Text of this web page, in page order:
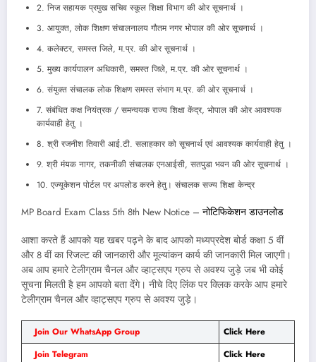
2. निज सहायक प्रमुख सचिव स्कूल शिक्षा विभाग की ओर सूचनार्थ ।
3. आयुक्त, लोक शिक्षण संचालनालय गौतम नगर भोपाल की ओर सूचनार्थ ।
4. कलेक्टर, समस्त जिले, म.प्र. की ओर सूचनार्थ ।
5. मुख्य कार्यपालन अधिकारी, समस्त जिले, म.प्र. की ओर सूचनार्थ ।
6. संयुक्त संचालक लोक शिक्षण समस्त संभाग म.प्र. की ओर सूचनार्थ ।
7. संबंधित कक्ष नियंत्रक / समन्वयक राज्य शिक्षा केंद्र, भोपाल की ओर आवश्यक
कार्यवाही हेतु ।
8. श्री रजनीश तिवारी आई.टी. सलाहकार को सूचनार्थ एवं आवश्यक कार्यवाही हेतु ।
9. श्री मंयक नागर, तकनीकी संचालक एनआईसी, सतपुडा भवन की ओर सूचनार्थ ।
10. एज्यूकेशन पोर्टल पर अपलोड करने हेतु। संचालक सज्य शिक्षा केन्द्र
MP Board Exam Class 5th 8th New Notice – नोटिफिकेशन डाउनलोड
आशा करते हैं आपको यह खबर पढ़ने के बाद आपको मध्यप्रदेश बोर्ड कक्षा 5 वीं
और 8 वीं का रिजल्ट की जानकारी और मूल्यांकन कार्य की जानकारी मिल जाएगी।
अब आप हमारे टेलीग्राम चैनल और व्हाट्सएप ग्रुप से अवश्य जुड़े जब भी कोई
सूचना मिलती है हम आपको बता देंगे। नीचे दिए लिंक पर क्लिक करके आप हमारे
टेलीग्राम चैनल और व्हाट्सएप ग्रुप से अवश्य जुड़े।
Join Our WhatsApp Group
Click Here
Join Telegram
Click Here